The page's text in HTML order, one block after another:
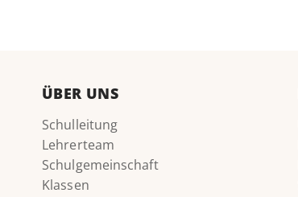
ÜBER UNS
Schulleitung
Lehrerteam
Schulgemeinschaft
Klassen